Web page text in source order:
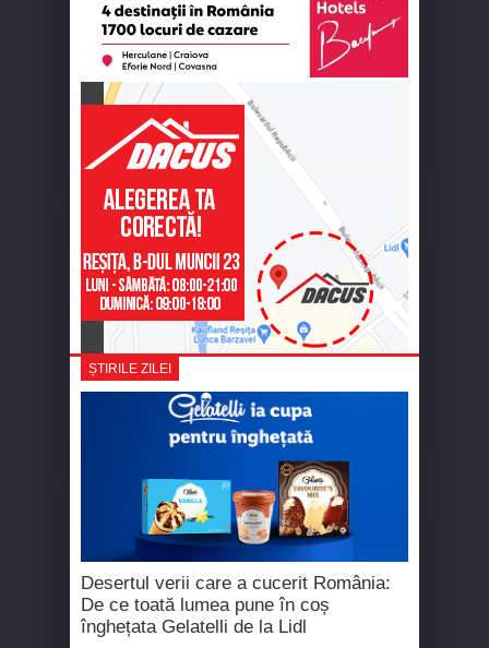
ȘTIRILE ZILEI
Desertul verii care a cucerit România:
De ce toată lumea pune în coș
înghețata Gelatelli de la Lidl